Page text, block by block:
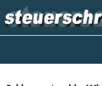
Inhalt
springen